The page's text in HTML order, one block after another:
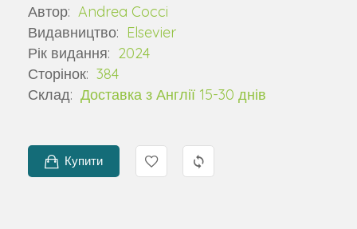
Автор: Andrea Cocci
Видавництво: Elsevier
Рік видання: 2024
Сторінок: 384
Склад: Доставка з Англії 15-30 днів
Купити